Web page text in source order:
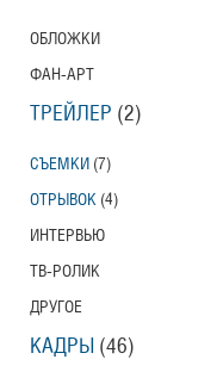
ОБЛОЖКИ
ФАН-АРТ
ТРЕЙЛЕР (2)
СЪЕМКИ (7)
ОТРЫВОК (4)
ИНТЕРВЬЮ
ТВ-РОЛИК
ДРУГОЕ
КАДРЫ (46)